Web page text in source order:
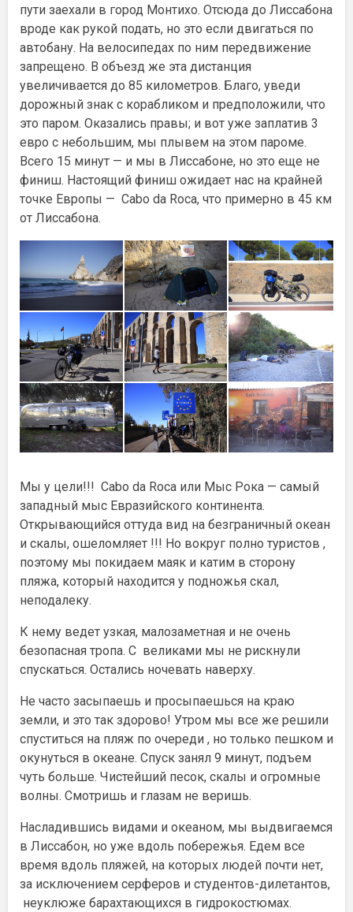
пути заехали в город Монтихо. Отсюда до Лиссабона
вроде как рукой подать, но это если двигаться по
автобану. На велосипедах по ним передвижение
запрещено. В объезд же эта дистанция
увеличивается до 85 километров. Благо, уведи
дорожный знак с корабликом и предположили, что
это паром. Оказались правы; и вот уже заплатив 3
евро с небольшим, мы плывем на этом пароме.
Всего 15 минут — и мы в Лиссабоне, но это еще не
финиш. Настоящий финиш ожидает нас на крайней
точке Европы — Cabo da Roca, что примерно в 45 км
от Лиссабона.
Мы у цели!!! Cabo da Roca или Мыс Рока — самый
западный мыс Евразийского континента.
Открывающийся оттуда вид на безграничный океан
и скалы, ошеломляет !!! Но вокруг полно туристов ,
поэтому мы покидаем маяк и катим в сторону
пляжа, который находится у подножья скал,
неподалеку.
К нему ведет узкая, малозаметная и не очень
безопасная тропа. С великами мы не рискнули
спускаться. Остались ночевать наверху.
Не часто засыпаешь и просыпаешься на краю
земли, и это так здорово! Утром мы все же решили
спуститься на пляж по очереди , но только пешком и
окунуться в океане. Спуск занял 9 минут, подъем
чуть больше. Чистейший песок, скалы и огромные
волны. Смотришь и глазам не веришь.
Насладившись видами и океаном, мы выдвигаемся
в Лиссабон, но уже вдоль побережья. Едем все
время вдоль пляжей, на которых людей почти нет,
за исключением серферов и студентов-дилетантов,
неуклюже барахтающихся в гидрокостюмах.